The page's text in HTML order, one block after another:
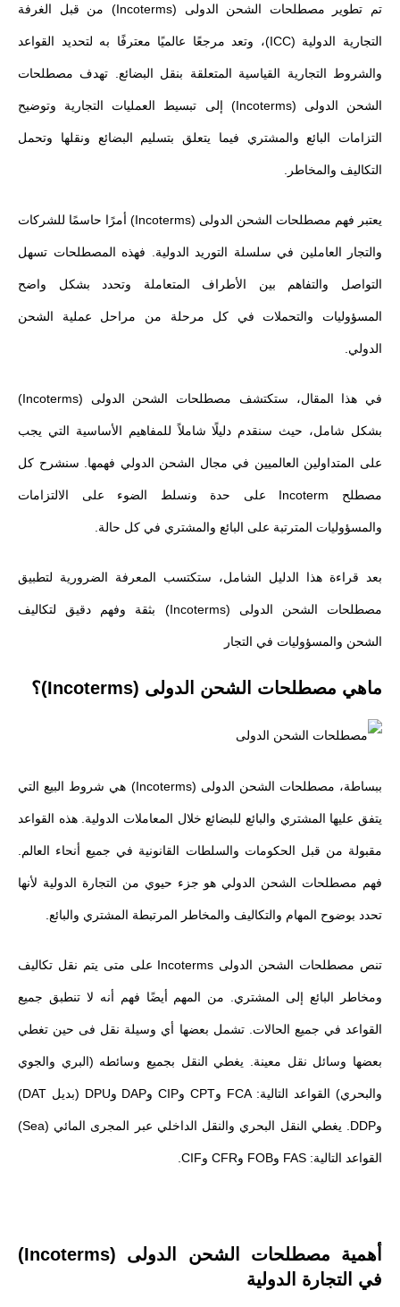
تم تطوير مصطلحات الشحن الدولى (Incoterms) من قبل الغرفة
التجارية الدولية (ICC)، وتعد مرجعًا عالميًا معترفًا به لتحديد القواعد
والشروط التجارية القياسية المتعلقة بنقل البضائع. تهدف مصطلحات
الشحن الدولى (Incoterms) إلى تبسيط العمليات التجارية وتوضيح
التزامات البائع والمشتري فيما يتعلق بتسليم البضائع ونقلها وتحمل
التكاليف والمخاطر.
يعتبر فهم مصطلحات الشحن الدولى (Incoterms) أمرًا حاسمًا للشركات
والتجار العاملين في سلسلة التوريد الدولية. فهذه المصطلحات تسهل
التواصل والتفاهم بين الأطراف المتعاملة وتحدد بشكل واضح
المسؤوليات والتحملات في كل مرحلة من مراحل عملية الشحن
الدولي.
في هذا المقال، ستكتشف مصطلحات الشحن الدولى (Incoterms)
بشكل شامل، حيث سنقدم دليلًا شاملاً للمفاهيم الأساسية التي يجب
على المتداولين العالميين في مجال الشحن الدولي فهمها. سنشرح كل
مصطلح Incoterm على حدة ونسلط الضوء على الالتزامات
والمسؤوليات المترتبة على البائع والمشتري في كل حالة.
بعد قراءة هذا الدليل الشامل، ستكتسب المعرفة الضرورية لتطبيق
مصطلحات الشحن الدولى (Incoterms) بثقة وفهم دقيق لتكاليف
الشحن والمسؤوليات في التجار
ماهي مصطلحات الشحن الدولى (Incoterms)؟
ببساطة، مصطلحات الشحن الدولى (Incoterms) هي شروط البيع التي
يتفق عليها المشتري والبائع للبضائع خلال المعاملات الدولية. هذه القواعد
مقبولة من قبل الحكومات والسلطات القانونية في جميع أنحاء العالم.
فهم مصطلحات الشحن الدولي هو جزء حيوي من التجارة الدولية لأنها
تحدد بوضوح المهام والتكاليف والمخاطر المرتبطة المشتري والبائع.
تنص مصطلحات الشحن الدولى Incoterms على متى يتم نقل تكاليف
ومخاطر البائع إلى المشتري. من المهم أيضًا فهم أنه لا تنطبق جميع
القواعد في جميع الحالات. تشمل بعضها أي وسيلة نقل فى حين تغطي
بعضها وسائل نقل معينة. يغطي النقل بجميع وسائطه (البري والجوي
والبحري) القواعد التالية: FCA وCPT وCIP وDAP وDPU (بديل DAT)
وDDP. يغطي النقل البحري والنقل الداخلي عبر المجرى المائي (Sea)
القواعد التالية: FAS وFOB وCFR وCIF.
أهمية مصطلحات الشحن الدولى (Incoterms)
في التجارة الدولية